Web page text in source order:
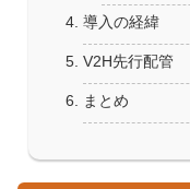
導入の経緯
V2H先行配管
まとめ